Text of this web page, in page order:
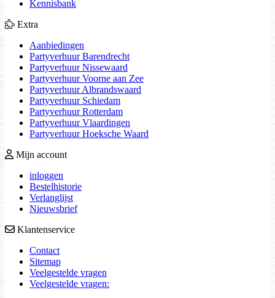
Kennisbank
Extra
Aanbiedingen
Partyverhuur Barendrecht
Partyverhuur Nissewaard
Partyverhuur Voorne aan Zee
Partyverhuur Albrandswaard
Partyverhuur Schiedam
Partyverhuur Rotterdam
Partyverhuur Vlaardingen
Partyverhuur Hoeksche Waard
Mijn account
inloggen
Bestelhistorie
Verlanglijst
Nieuwsbrief
Klantenservice
Contact
Sitemap
Veelgestelde vragen
Veelgestelde vragen: